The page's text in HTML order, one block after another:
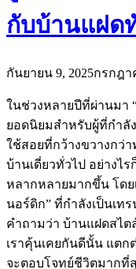
กับบ้านแฝด
กันยายน 9, 2025กรกฎา
ในช่วงหลายปีที่ผ่านมา
ยอดนิยมสำหรับผู้ที่กำลั
ใช้สอยที่กว้างขวางกว่
บ้านเดี่ยวทั่วไป อย่างไ
หลากหลายมากขึ้น โดย
นอร์ดิก” ที่กำลังเป็นเท
คำถามว่า บ้านแฝดสไ
เราคุ้นเคยกันดีนั้น แตก
จะตอบโจทย์ชีวิตมากที่